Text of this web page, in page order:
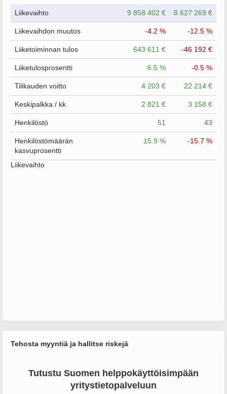
Liikevaihto 9 858 402 € 8 627 269 €
Liikevaihdon muutos -4.2 % -12.5 %
Liiketoiminnan tulos 643 611 € -46 192 €
Liiketulosprosentti 6.5 % -0.5 %
Tilikauden voitto 4 203 € 22 214 €
Keskipalkka / kk 2 821 € 3 158 €
Henkilöstö 51 43
Henkilöstömäärän
kasvuprosentti
15.9 % -15.7 %
Liikevaihto
Tehosta myyntiä ja hallitse riskejä
Tutustu Suomen helppokäyttöisimpään
yritystietopalveluun